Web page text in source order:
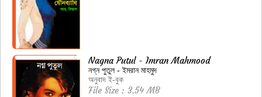
Nagna Putul - Imran Mahmood
নগ্ন পুতুল - ইমরান মাহমুদ
অনুবাদ ই-বুক
File Size : 3.54 MB